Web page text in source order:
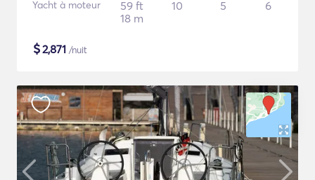
Yacht à moteur
59 ft
18 m
10 5 6
$2,871 /nuit